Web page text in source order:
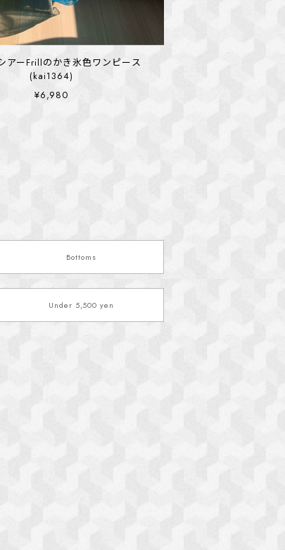
アーFrillのかき氷色ワンピース
(kai1364)
¥6,980
Bottoms
Under 5,500 yen